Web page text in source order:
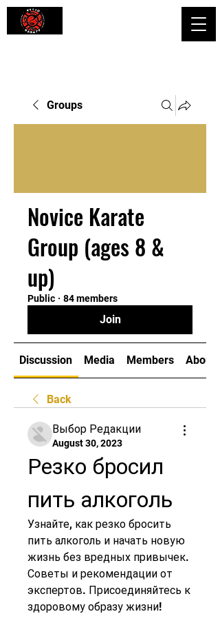
Groups
Novice Karate
Group (ages 8 &
up)
Public · 84 members
Join
Discussion Media Members About
Back
Выбор Редакции
August 30, 2023
Резко бросил
пить алкоголь
Узнайте, как резко бросить
пить алкоголь и начать новую
жизнь без вредных привычек.
Советы и рекомендации от
экспертов. Присоединяйтесь к
здоровому образу жизни!